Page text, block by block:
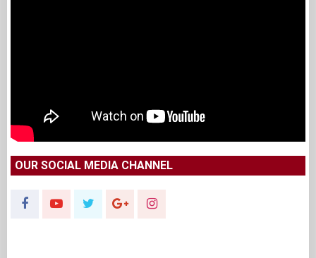
OUR SOCIAL MEDIA CHANNEL